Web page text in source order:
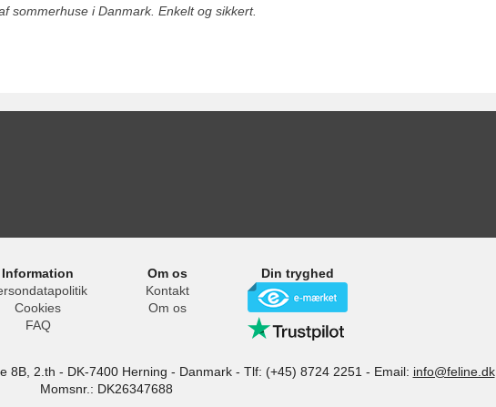
sommerhuse i Danmark. Enkelt og sikkert.
Information
Cookies
FAQ
Om os
Kontakt
Om os
Din tryghed
8B, 2.th - DK-7400 Herning - Danmark - Tlf: (+45) 8724 2251- Email: info@feline.dk
Momsnr.: DK26347688